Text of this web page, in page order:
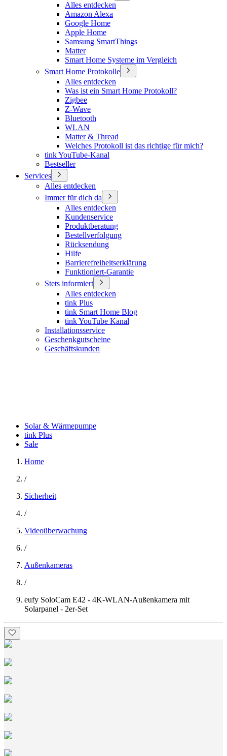
Alles entdecken
Amazon Alexa
Google Home
Apple Home
Samsung SmartThings
Matter
Smart Home Systeme im Vergleich
Smart Home Protokolle
Alles entdecken
Was ist ein Smart Home Protokoll?
Zigbee
Z-Wave
Bluetooth
WLAN
Matter & Thread
Welches Protokoll ist das richtige für mich?
tink YouTube-Kanal
Bestseller
Services
Alles entdecken
Immer für dich da
Alles entdecken
Kundenservice
Produktberatung
Bestellverfolgung
Rücksendung
Hilfe
Barrierefreiheitserklärung
Funktioniert-Garantie
Stets informiert
Alles entdecken
tink Plus
tink Smart Home Blog
tink YouTube Kanal
Installationsservice
Geschenkgutscheine
Geschäftskunden
Solar & Wärmepumpe
tink Plus
Sale
Home
/
Sicherheit
/
Videoüberwachung
/
Außenkameras
/
eufy SoloCam E42 - 4K-WLAN-Außenkamera mit
Solarpanel - 2er-Set